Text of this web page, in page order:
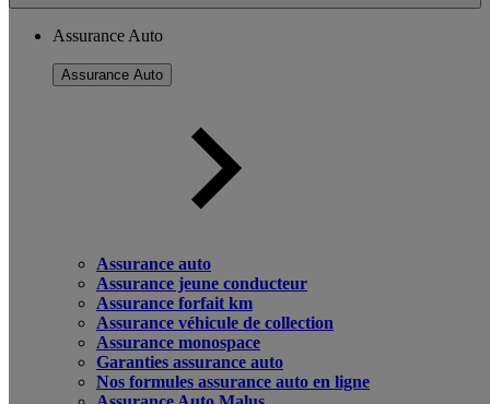
Assurance Auto
Assurance Auto
Assurance auto
Assurance jeune conducteur
Assurance forfait km
Assurance véhicule de collection
Assurance monospace
Garanties assurance auto
Nos formules assurance auto en ligne